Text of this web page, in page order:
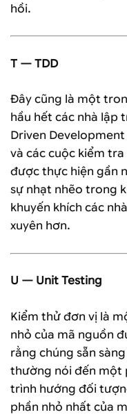
hồi.
T — TDD
Đây cũng là một
hầu hết các nhà lập
Driven
và các cuộc kiểm
được thực hiện gần
sự nhạt nhẽo trong
khuyến khích các
xuyên hơn.
U — Unit Testing
Kiểm thử đơn vị là
nhỏ của mã nguồn
rằng chúng sẵn
thường nói đến một
trình hướng đối
phần nhỏ nhất của